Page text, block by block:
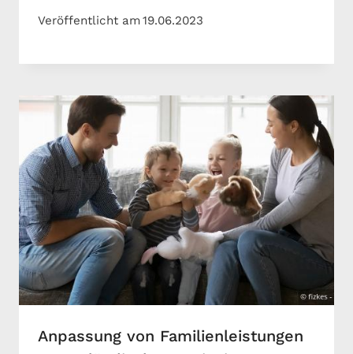
Veröffentlicht am19.06.2023
Anpassung von Familienleistungen